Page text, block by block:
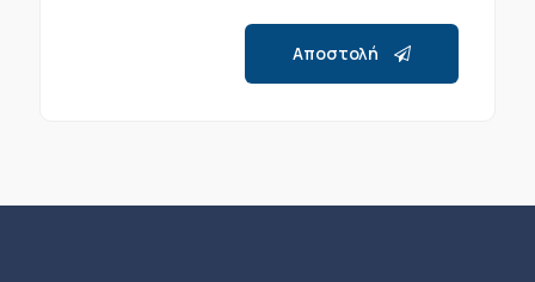
Αποστολή